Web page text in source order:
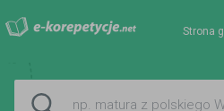
Strona